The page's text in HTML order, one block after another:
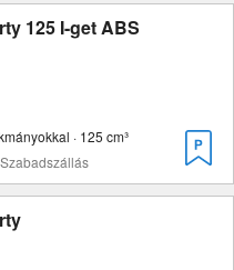
125 I-get ABS
· 125 cm³